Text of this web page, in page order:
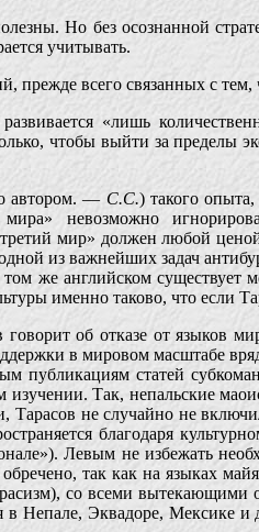
Но без осознанной
учитывать.
прежде всего связанных с
«лишь
чтобы выйти за пределы
автором. — С.С.) такого
невозможно
мир» должен любой
из важнейших задач
же английском
именно таково, что если
об отказе от языков
в мировом масштабе
публикациям статей
изучении. Так, непальские
Тарасов не случайно не
благодаря
Левым не избежать
так как на языках
со всеми
Непале, Эквадоре, Мексике